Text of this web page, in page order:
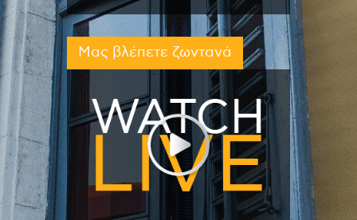
Μας βλέπετε ζωντανά